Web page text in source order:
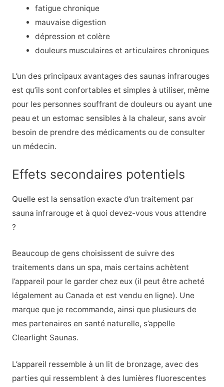
fatigue chronique
mauvaise digestion
dépression et colère
douleurs musculaires et articulaires chroniques
L’un des principaux avantages des saunas infrarouges
est qu’ils sont confortables et simples à utiliser, même
pour les personnes souffrant de douleurs ou ayant une
peau et un estomac sensibles à la chaleur, sans avoir
besoin de prendre des médicaments ou de consulter
un médecin.
Effets secondaires potentiels
Quelle est la sensation exacte d’un traitement par
sauna infrarouge et à quoi devez-vous vous attendre
?
Beaucoup de gens choisissent de suivre des
traitements dans un spa, mais certains achètent
l’appareil pour le garder chez eux (il peut être acheté
légalement au Canada et est vendu en ligne). Une
marque que je recommande, ainsi que plusieurs de
mes partenaires en santé naturelle, s’appelle
Clearlight Saunas.
L’appareil ressemble à un lit de bronzage, avec des
parties qui ressemblent à des lumières fluorescentes